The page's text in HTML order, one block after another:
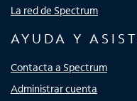
La red de Spectrum
AYUDA Y
Contacta a Spectrum
Administrar cuenta